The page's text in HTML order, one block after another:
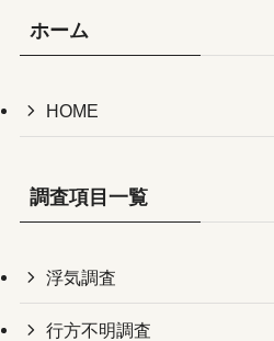
ホーム
HOME
調査項目一覧
浮気調査
行方不明調査